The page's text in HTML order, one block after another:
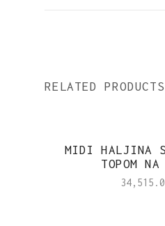
RELATED PRODUCTS
MIDI HALJINA
TOPOM NA